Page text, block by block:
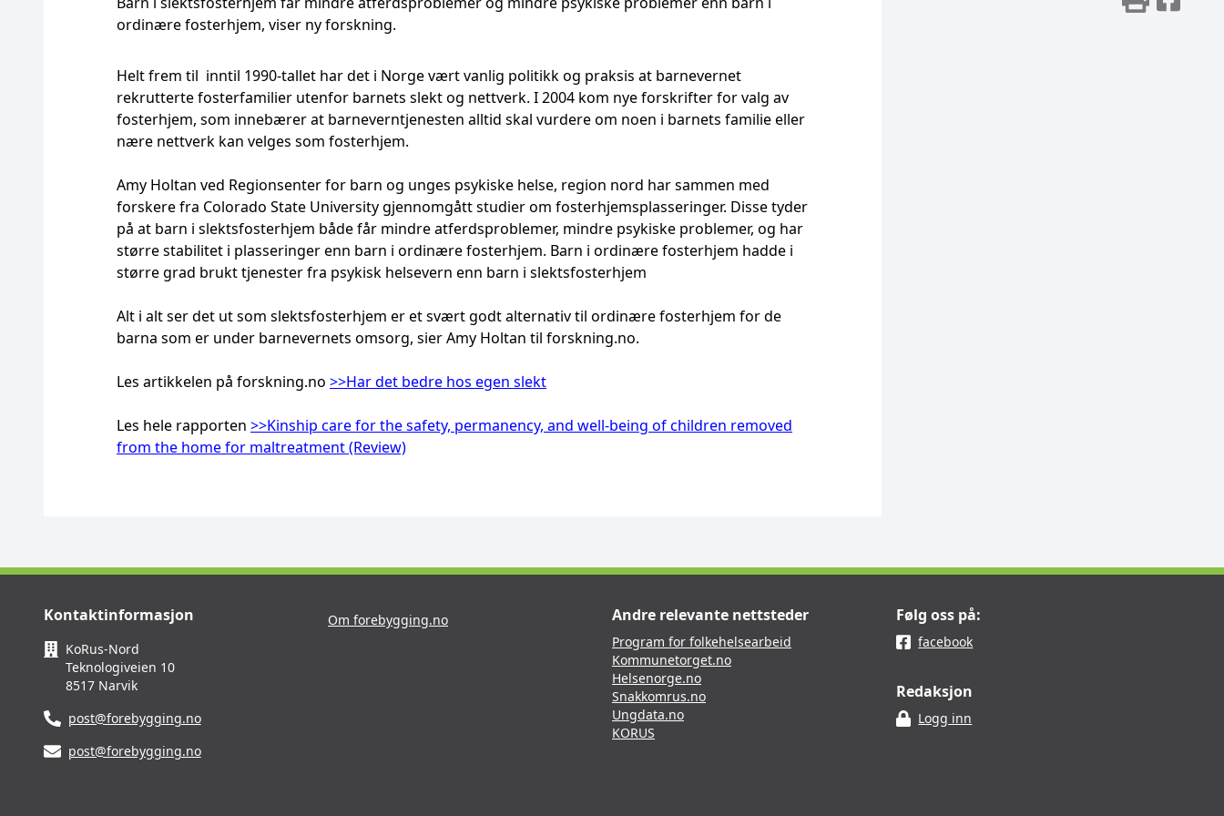
ordinære fosterhjem, viser ny forskning.
Helt frem til inntil 1990-tallet har det i Norge vært vanlig politikk og praksis at barnevernet
rekrutterte fosterfamilier utenfor barnets slekt og nettverk. I 2004 kom nye forskrifter for valg av
fosterhjem, som innebærer at barneverntjenesten alltid skal vurdere om noen i barnets familie eller
nære nettverk kan velges som fosterhjem.
Amy Holtan ved Regionsenter for barn og unges psykiske helse, region nord har sammen med
forskere fra Colorado State University gjennomgått studier om fosterhjemsplasseringer. Disse tyder
på at barn i slektsfosterhjem både får mindre atferdsproblemer, mindre psykiske problemer, og har
større stabilitet i plasseringer enn barn i ordinære fosterhjem. Barn i ordinære fosterhjem hadde i
større grad brukt tjenester fra psykisk helsevern enn barn i slektsfosterhjem
Alt i alt ser det ut som slektsfosterhjem er et svært godt alternativ til ordinære fosterhjem for de
barna som er under barnevernets omsorg, sier Amy Holtan til forskning.no.
Les artikkelen på forskning.no >>Har det bedre hos egen slekt
Les hele rapporten >>Kinship care for the safety, permanency, and well-being of children removed
from the home for maltreatment (Review)
Kontaktinformasjon
KoRus-Nord
Teknologiveien 10
8517 Narvik
post@forebygging.no
post@forebygging.no
Om forebygging.no Andre relevante nettsteder
Program for folkehelsearbeid
Kommunetorget.no
Helsenorge.no
Snakkomrus.no
Ungdata.no
KORUS
Følg oss på:
facebook
Redaksjon
Logg inn